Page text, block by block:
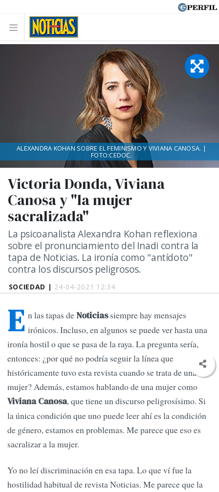
SOCIEDAD | 24-04-2021 12:34
Victoria Donda, Viviana
Canosa y "la mujer
sacralizada"
La psicoanalista Alexandra Kohan reflexiona
sobre el pronunciamiento del Inadi contra la
tapa de Noticias. La ironía como "antídoto"
contra los discursos peligrosos.
ALEXANDRA KOHAN SOBRE EL FEMINISMO Y VIVIANA CANOSA. |
FOTO:CEDOC.
E n las tapas deNoticiassiempre hay mensajes
irónicos. Incluso, en algunos se puede ver hasta una
ironía hostil o que se pasa de la raya. La pregunta sería,
entonces: ¿por qué no podría seguir la línea que
históricamente tuvo esta revista cuando se trata de una
mujer? Además, estamos hablando de una mujer como
Viviana Canosa, que tiene un discurso peligrosísimo. Si
la única condición que uno puede leer ahí es la condición
de género, estamos en problemas. Me parece que eso es
sacralizar a la mujer.
Yo no leí discriminación en esa tapa. Lo que ví fue la
hostilidad habitual de revista Noticias. Me parece que la